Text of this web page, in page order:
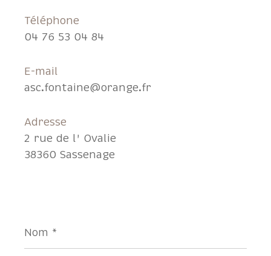
Téléphone
04 76 53 04 84
E-mail
asc.fontaine@orange.fr
Adresse
2 rue de l' Ovalie
38360 Sassenage
*